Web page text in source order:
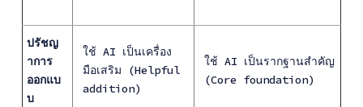
ปรัชญ
าการ
ออกแบ
บ
ใช้ AI เป็นเครื่อง
มือเสริม (Helpful
addition)
ใช้ AI เป็นรากฐานสำคัญ
(Core foundation)